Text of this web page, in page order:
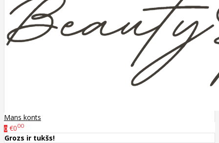
Mans konts
0 €000
Grozs ir tukšs!